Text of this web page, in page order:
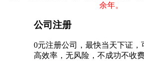
余年。
公司注册
0元注册公司，最快当天下证，
高效率，无风险，不成功不收费